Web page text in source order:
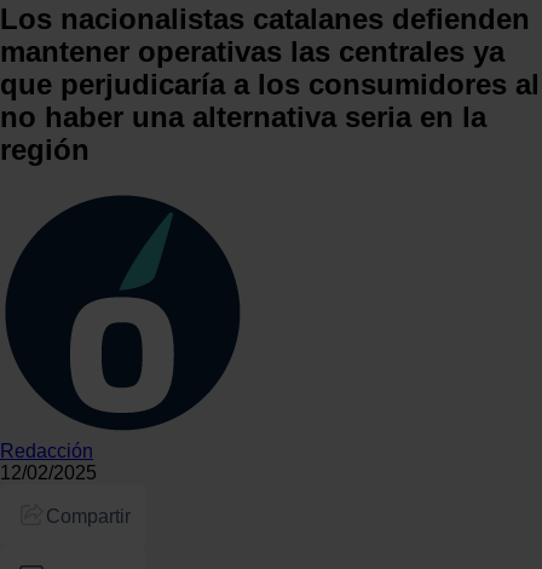
Los nacionalistas catalanes defienden
mantener operativas las centrales ya
que perjudicaría a los consumidores al
no haber una alternativa seria en la
región
Redacción
12/02/2025
Compartir